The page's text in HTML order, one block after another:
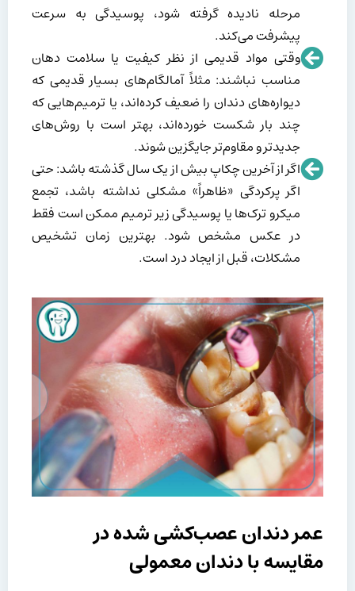
مرحله نادیده گرفته شود، پوسیدگی به سرعت
پیشرفت می‌کند.
وقتی مواد قدیمی از نظر کیفیت یا سلامت دهان
مناسب نباشند: مثلاً آمالگام‌های بسیار قدیمی که
دیواره‌های دندان را ضعیف کرده‌اند، یا ترمیم‌هایی که
چند بار شکست خورده‌اند، بهتر است با روش‌های
جدیدتر و مقاوم‌تر جایگزین شوند.
اگر از آخرین چکاپ بیش از یک سال گذشته باشد: حتی
اگر پرکردگی «ظاهراً» مشکلی نداشته باشد، تجمع
میکرو ترک‌ها یا پوسیدگی زیر ترمیم ممکن است فقط
در عکس مشخص شود. بهترین زمان تشخیص
مشکلات، قبل از ایجاد درد است.
عمر دندان عصب‌کشی شده در
مقایسه با دندان معمولی